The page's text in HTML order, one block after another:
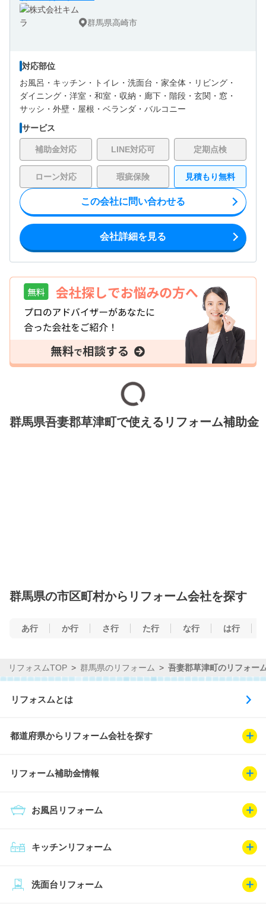
群馬県高崎市
対応部位
お風呂・ キッチン・ トイレ・ 洗面台・ 家全体・ リビング・
ダイニング・ 洋室・ 和室・ 収納・ 廊下・ 階段・ 玄関・ 窓・
サッシ・ 外壁・ 屋根・ ベランダ・バルコニー
サービス
補助金対応 LINE対応可 定期点検
ローン対応 瑕疵保険 見積もり無料
この会社に問い合わせる
会社詳細を見る
群馬県吾妻郡草津町で使えるリフォーム補助金
群馬県の市区町村からリフォーム会社を探す
あ行 か行 さ行 た行 な行 は行
リフォスムTOP 群馬県のリフォーム 吾妻郡草津町のリフォー
リフォスムとは
都道府県からリフォーム会社を探す
リフォーム補助金情報
キッチンリフォーム
お風呂リフォーム
洗面台リフォーム